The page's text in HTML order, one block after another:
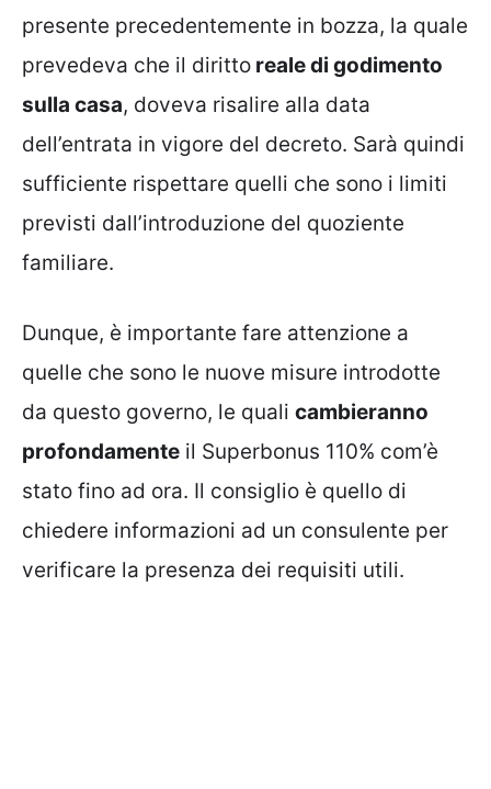
presente precedentemente in bozza, la quale
prevedeva che il diritto reale di godimento
sulla casa, doveva risalire alla data
dell’entrata in vigore del decreto. Sarà quindi
sufficiente rispettare quelli che sono i limiti
previsti dall’introduzione del quoziente
familiare.
Dunque, è importante fare attenzione a
quelle che sono le nuove misure introdotte
da questo governo, le quali cambieranno
profondamente il Superbonus 110% com’è
stato fino ad ora. Il consiglio è quello di
chiedere informazioni ad un consulente per
verificare la presenza dei requisiti utili.